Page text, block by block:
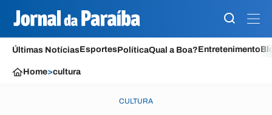
Últimas NotíciasEsportesPolíticaQual a Boa?Entretenimento
Home>cultura
CULTURA